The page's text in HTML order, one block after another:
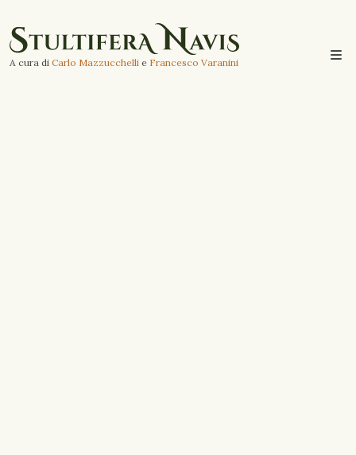
A cura di Carlo Mazzucchelli e Francesco Varanini